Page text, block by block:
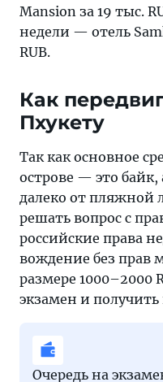
Mansion за 19 тыс.
недели — отель
RUB.
Как
Пхукету
Так как основное
острове — это
далеко от
решать вопрос с
российские права
вождение без прав
размере 1000–2000
экзамен и получить
Очередь на